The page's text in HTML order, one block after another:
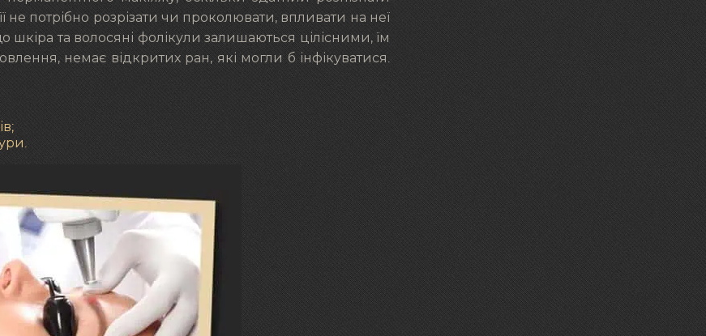
потрібно розрізати чи проколювати, впливати на неї
та волосяні фолікули залишаються цілісними, їм
немає відкритих ран, які могли б інфікуватися.